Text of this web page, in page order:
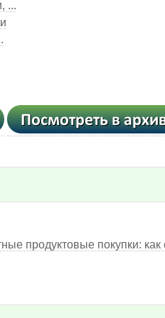
...
продуктовые покупки: